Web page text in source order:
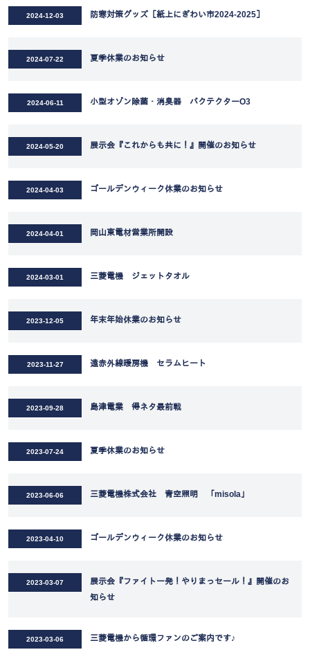
2024-12-03 防寒対策グッズ［紙上にぎわい市2024-2025］
2024-07-22 夏季休業のお知らせ
2024-06-11 小型オゾン除菌・消臭器 バクテクターO3
2024-05-20 展示会『これからも共に！』開催のお知らせ
2024-04-03 ゴールデンウィーク休業のお知らせ
2024-04-01 岡山東電材営業所開設
2024-03-01 三菱電機 ジェットタオル
2023-12-05 年末年始休業のお知らせ
2023-11-27 遠赤外線暖房機 セラムヒート
2023-09-28 島津電業 得ネタ最前戦
2023-07-24 夏季休業のお知らせ
2023-06-06 三菱電機株式会社 青空照明 「misola」
2023-04-10 ゴールデンウィーク休業のお知らせ
2023-03-07
展示会『ファイト一発！やりまっセール！』開催のお
知らせ
2023-03-06 三菱電機から循環ファンのご案内です♪